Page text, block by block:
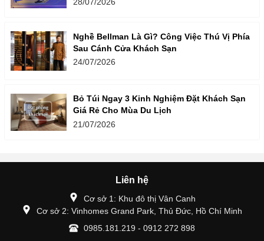
Nghề Bellman Là Gì? Công Việc Thú Vị Phía
Sau Cánh Cửa Khách Sạn
24/07/2026
Bỏ Túi Ngay 3 Kinh Nghiệm Đặt Khách Sạn
Giá Rẻ Cho Mùa Du Lịch
21/07/2026
Liên hệ
Cơ sở 1: Khu đô thị Vân Canh
Cơ sở 2: Vinhomes Grand Park, Thủ Đức, Hồ Chí Minh
0985.181.219 - 0912 272 898